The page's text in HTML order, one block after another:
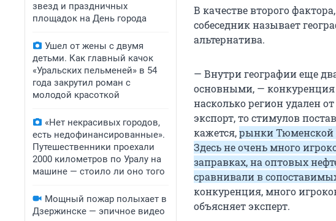
звезд и праздничных
площадок на День города
Ушел от жены с двумя
детьми. Как главный качок
«Уральских пельменей» в 54
года закрутил роман с
молодой красоткой
«Нет некрасивых городов,
есть недофинансированные».
Путешественники проехали
2000 километров по Уралу на
машине — стоило ли оно того
Мощный пожар полыхает в
Дзержинске — эпичное видео
В качестве второго
собеседник называет
альтернатива.
— Внутри географии еще
основными, — конкуренция
насколько регион удален
экспорт, то стимулов
кажется,рынки Тюменской
Здесь не очень много
заправках, на оптовых
сравнивали в
конкуренция, много
объясняет эксперт.